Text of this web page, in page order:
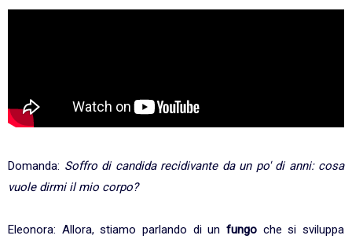
Domanda: Soffro di candida recidivante da un po' di anni: cosa
vuole dirmi il mio corpo?
Eleonora: Allora, stiamo parlando di un fungo che si sviluppa